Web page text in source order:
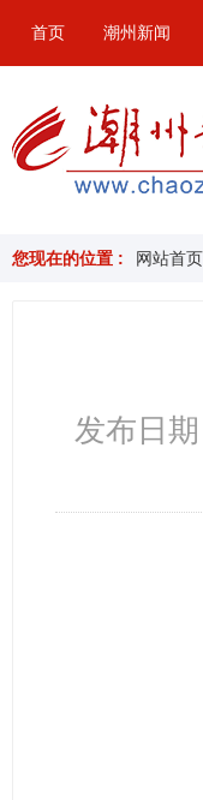
首页 潮州新闻
您现在的位置 : 网站首页
发布日